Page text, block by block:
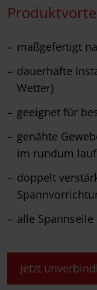
maßgefertigt
dauerhafte
Wetter)
geeignet für
genähte
im rundum
doppelt
alle
Jetzt